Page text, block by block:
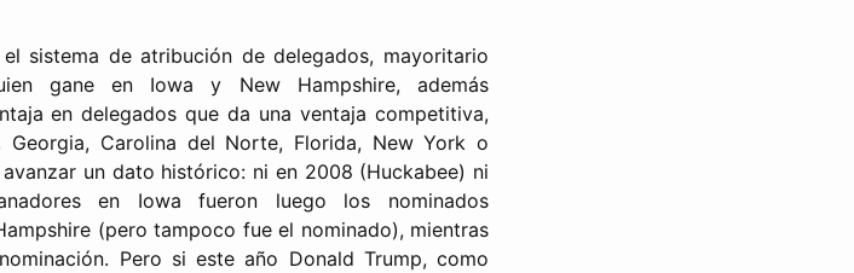
sistema de atribución de delegados, mayoritario
gane en Iowa y New Hampshire, además
en delegados que da una ventaja competitiva,
Georgia, Carolina del Norte, Florida, New York o
un dato histórico: ni en 2008 (Huckabee) ni
en Iowa fueron luego los nominados
(pero tampoco fue el nominado), mientras
Pero si este año Donald Trump, como